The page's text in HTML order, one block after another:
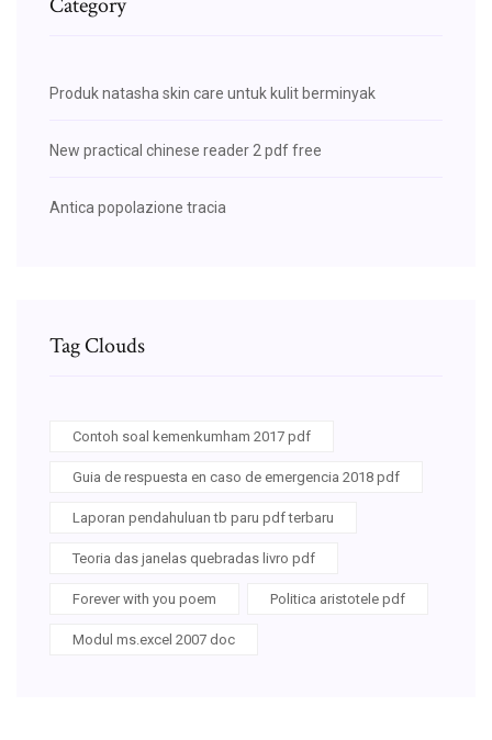
Produk natasha skin care untuk kulit berminyak
New practical chinese reader 2 pdf free
Antica popolazione tracia
Tag Clouds
Contoh soal kemenkumham 2017 pdf
Guia de respuesta en caso de emergencia 2018 pdf
Laporan pendahuluan tb paru pdf terbaru
Teoria das janelas quebradas livro pdf
Forever with you poem Politica aristotele pdf
Modul ms.excel 2007 doc